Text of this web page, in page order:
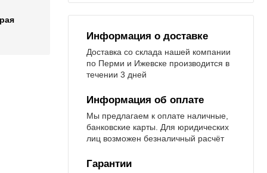
Информация о доставке
Доставка со склада нашей компании
по Перми и Ижевске производится в
течении 3 дней
Информация об оплате
Мы предлагаем к оплате наличные,
банковские карты. Для юридических
лиц возможен безналичный расчёт
Гарантии